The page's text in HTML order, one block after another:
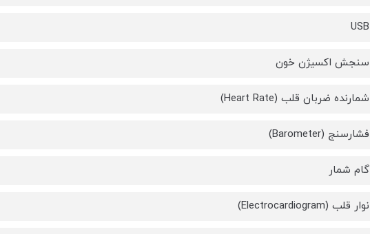
USB
سنجش اکسیژن خون
شمارنده ضربان قلب (Heart Rate)
فشارسنج (Barometer)
گام شمار
نوار قلب (Electrocardiogram)